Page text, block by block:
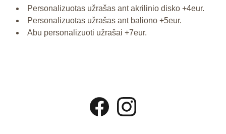
Personalizuotas užrašas ant akrilinio disko +4eur.
Personalizuotas užrašas ant baliono +5eur.
Abu personalizuoti užrašai +7eur.